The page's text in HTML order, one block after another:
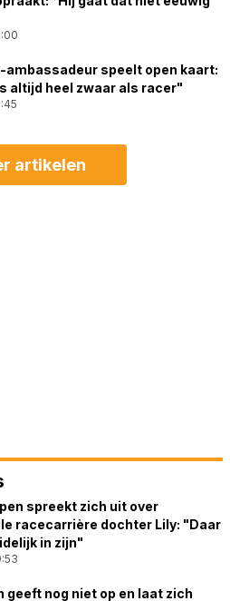
ambassadeur speelt open kaart:
altijd heel zwaar als racer"
artikelen
spreekt zich uit over
racecarrière dochter Lily: "Daar
in zijn"
geeft nog niet op en laat zich